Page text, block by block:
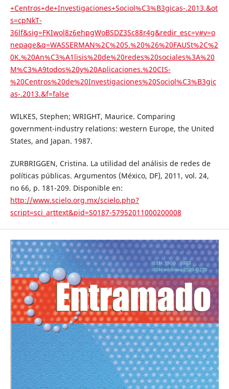
+Centros+de+Investigaciones+Sociol%C3%B3gicas-.2013.&ot
s=cpNkT-
36lf&sig=FKIwol8z6ehpgWoBSDZ3Sc88r4g&redir_esc=y#v=o
nepage&q=WASSERMAN%2C%20S.%20%26%20FAUSt%2C%2
0K.%20An%C3%A1lisis%20de%20redes%20sociales%3A%20
M%C3%A9todos%20y%20Aplicaciones.%20CIS-
%20Centros%20de%20Investigaciones%20Sociol%C3%B3gic
as-.2013.&f=false
WILKES, Stephen; WRIGHT, Maurice. Comparing
government-industry relations: western Europe, the United
States, and Japan. 1987.
ZURBRIGGEN, Cristina. La utilidad del análisis de redes de
políticas públicas. Argumentos (México, DF), 2011, vol. 24,
no 66, p. 181-209. Disponible en:
http://www.scielo.org.mx/scielo.php?
script=sci_arttext&pid=S0187-57952011000200008